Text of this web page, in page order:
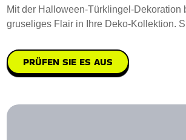
Mit der Halloween-Türklingel-Dekoration
gruseliges Flair in Ihre Deko-Kollektion.
PRÜFEN SIE ES AUS